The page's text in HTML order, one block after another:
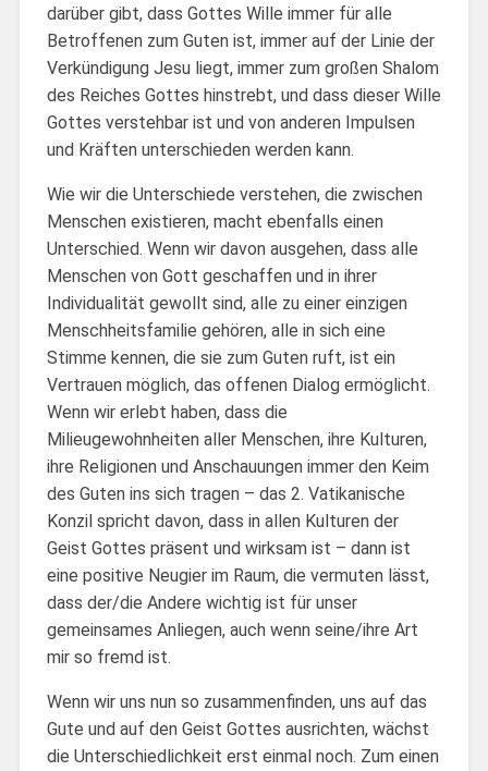
darüber gibt, dass Gottes Wille immer für alle
Betroffenen zum Guten ist, immer auf der Linie der
Verkündigung Jesu liegt, immer zum großen Shalom
des Reiches Gottes hinstrebt, und dass dieser Wille
Gottes verstehbar ist und von anderen Impulsen
und Kräften unterschieden werden kann.
Wie wir die Unterschiede verstehen, die zwischen
Menschen existieren, macht ebenfalls einen
Unterschied. Wenn wir davon ausgehen, dass alle
Menschen von Gott geschaffen und in ihrer
Individualität gewollt sind, alle zu einer einzigen
Menschheitsfamilie gehören, alle in sich eine
Stimme kennen, die sie zum Guten ruft, ist ein
Vertrauen möglich, das offenen Dialog ermöglicht.
Wenn wir erlebt haben, dass die
Milieugewohnheiten aller Menschen, ihre Kulturen,
ihre Religionen und Anschauungen immer den Keim
des Guten ins sich tragen – das 2. Vatikanische
Konzil spricht davon, dass in allen Kulturen der
Geist Gottes präsent und wirksam ist – dann ist
eine positive Neugier im Raum, die vermuten lässt,
dass der/die Andere wichtig ist für unser
gemeinsames Anliegen, auch wenn seine/ihre Art
mir so fremd ist.
Wenn wir uns nun so zusammenfinden, uns auf das
Gute und auf den Geist Gottes ausrichten, wächst
die Unterschiedlichkeit erst einmal noch. Zum einen